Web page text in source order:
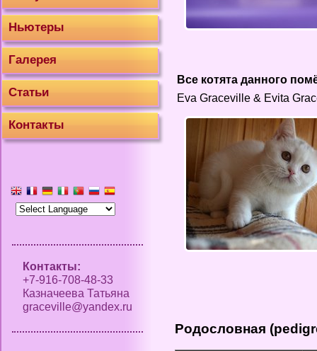
Ньютеры
Галерея
Статьи
Контакты
Контакты:
+7-916-708-48-33
Казначеева Татьяна
graceville@yandex.ru
Все котята данного
Eva Graceville & Evita
Родословная